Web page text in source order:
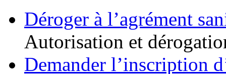
Déroger à l’agrément
Autorisation et
Demander l’inscription